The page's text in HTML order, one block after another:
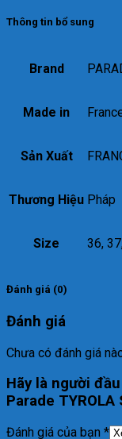
Thông tin bổ sung
Brand
Made in
Sản Xuất
Thương Hiệu Pháp
Size 36,
Đánh giá (0)
Đánh giá
Chưa có đánh giá
Hãy là người
Parade TYROLA
Đánh giá của bạn *